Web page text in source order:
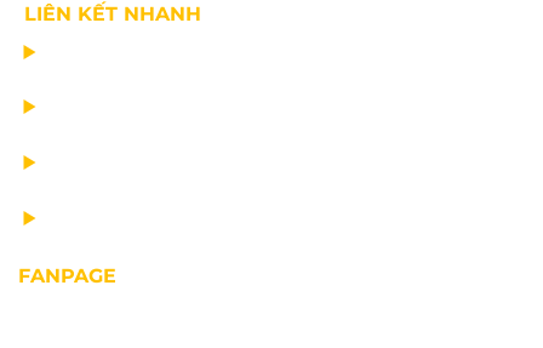
LIÊN KẾT NHANH
FANPAGE